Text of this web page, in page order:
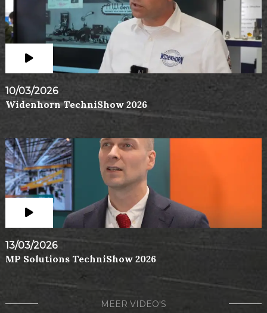
10/03/2026
Widenhorn TechniShow 2026
13/03/2026
MP Solutions TechniShow 2026
MEER VIDEO'S